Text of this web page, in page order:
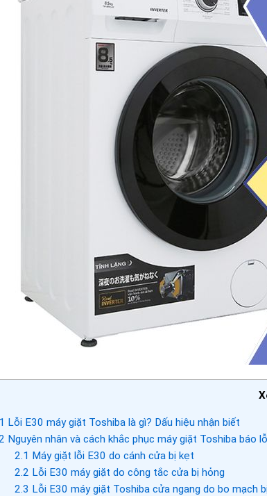
1 Lỗi E30 máy giặt Toshiba là gì? Dấu hiệu nhận biết
Nguyên nhân và cách khắc phục máy giặt Toshiba báo
2.1 Máy giặt lỗi E30 do cánh cửa bị kẹt
2.2 Lỗi E30 máy giặt do công tắc cửa bị hỏng
2.3 Lỗi E30 máy giặt Toshiba cửa ngang do bo mạch